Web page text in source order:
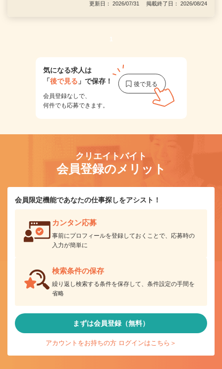
更新日： 2026/07/31 掲載終了日： 2026/08/24
1
気になる求人は
「後で見る 」で保存！
会員登録なしで、
何件でも応募できます。
クリエイトバイト
会員登録のメリット
会員限定機能であなたの仕事探しをアシスト！
カンタン応募
事前にプロフィールを登録しておくことで、応募時の
入力が簡単に
検索条件の保存
繰り返し検索する条件を保存して、条件設定の手間を
省略
まずは会員登録（無料）
アカウントをお持ちの方 ログインはこちら＞